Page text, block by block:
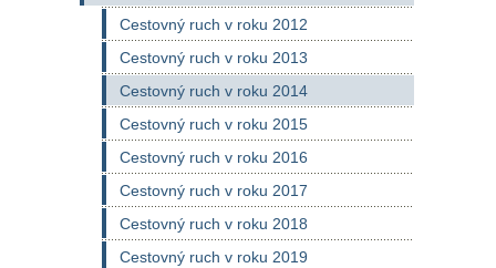
Cestovný ruch v roku 2012
Cestovný ruch v roku 2013
Cestovný ruch v roku 2014
Cestovný ruch v roku 2015
Cestovný ruch v roku 2016
Cestovný ruch v roku 2017
Cestovný ruch v roku 2018
Cestovný ruch v roku 2019